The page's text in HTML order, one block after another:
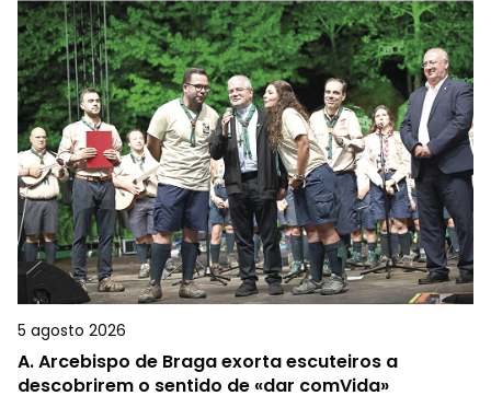
5 agosto 2026
A.Arcebispo de Braga exorta escuteiros a
descobrirem o sentido de «dar comVida»